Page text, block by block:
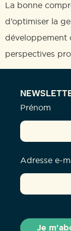
La bonne
d’optimiser la
développement
perspectives
Prénom
Adresse e-